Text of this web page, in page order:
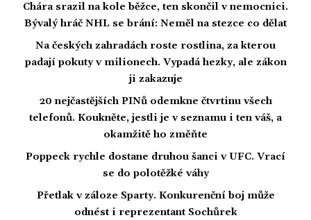
Chára srazil na kole běžce, ten skončil v nemocnici.
Bývalý hráč NHL se brání: Neměl na stezce co dělat
Na českých zahradách roste rostlina, za kterou
padají pokuty v milionech. Vypadá hezky, ale zákon
ji zakazuje
20 nejčastějších PINů odemkne čtvrtinu všech
telefonů. Koukněte, jestli je v seznamu i ten váš, a
okamžitě ho změňte
Poppeck rychle dostane druhou šanci v UFC. Vrací
se do polotěžké váhy
Přetlak v záloze Sparty. Konkurenční boj může
odnést i reprezentant Sochůrek